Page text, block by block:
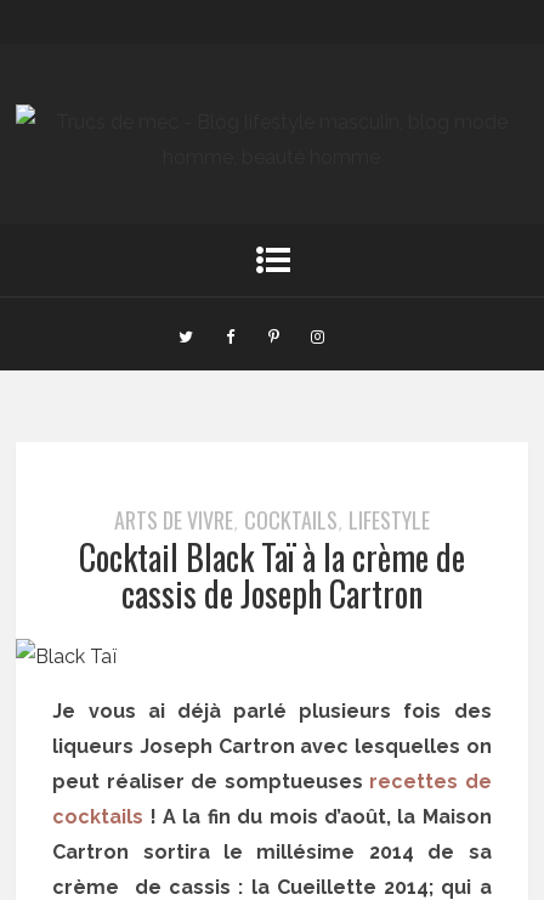
ARTS DE VIVRE, COCKTAILS, LIFESTYLE
Cocktail Black Taï à la crème de
cassis de Joseph Cartron
Je vous ai déjà parlé plusieurs fois des
liqueurs Joseph Cartron avec lesquelles on
peut réaliser de somptueuses recettes de
cocktails ! A la fin du mois d’août, la Maison
Cartron sortira le millésime 2014 de sa
crème de cassis : la Cueillette 2014; qui a